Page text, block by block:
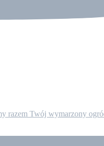
razem Twój wymarzony